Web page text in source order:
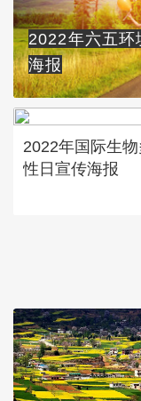
2022年六五环
海报
2022年国际生
性日宣传海报